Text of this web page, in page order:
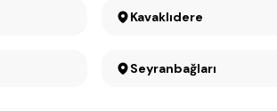
Kavaklıdere
Seyranbağları